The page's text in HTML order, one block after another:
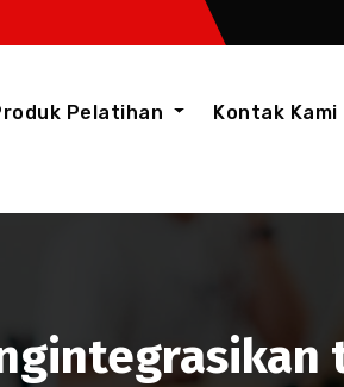
Pelatihan Kontak Kami